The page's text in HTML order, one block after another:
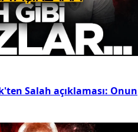
Salah açıklaması: Onun